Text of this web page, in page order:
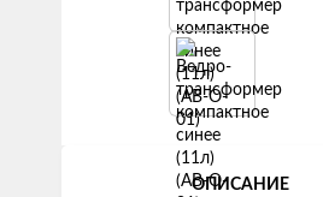
ОПИСАНИЕ